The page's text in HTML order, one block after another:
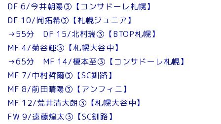
DF 6/今井朝陽③【コンサドーレ札幌】
DF 10/岡拓希③【札幌ジュニア】
→55分 DF 15/北村瑞③【BTOP札幌】
MF 4/菊谷輝③【札幌大谷中】
→65分 MF 14/榎本至③【コンサドーレ札幌】
MF 7/中村哲爾③【SC釧路】
MF 8/前田晴陽③【アンフィニ】
MF 12/荒井清大朗③【札幌大谷中】
FW 9/遠藤煌太③【SC釧路】